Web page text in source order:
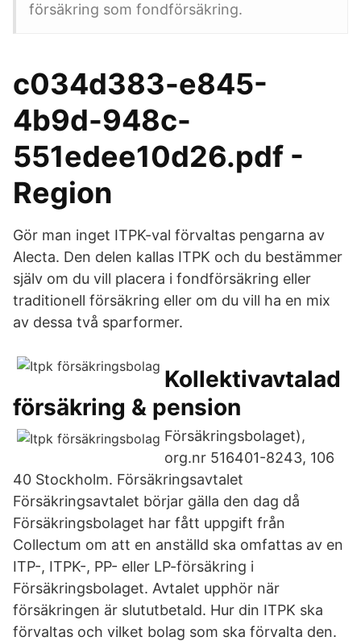
försäkring som fondförsäkring.
c034d383-e845-
4b9d-948c-
551edee10d26.pdf -
Region
Gör man inget ITPK-val förvaltas pengarna av
Alecta. Den delen kallas ITPK och du bestämmer
själv om du vill placera i fondförsäkring eller
traditionell försäkring eller om du vill ha en mix
av dessa två sparformer.
Kollektivavtalad
försäkring & pension
Försäkringsbolaget),
org.nr 516401-8243, 106
40 Stockholm. Försäkringsavtalet
Försäkringsavtalet börjar gälla den dag då
Försäkringsbolaget har fått uppgift från
Collectum om att en anställd ska omfattas av en
ITP-, ITPK-, PP- eller LP-försäkring i
Försäkringsbolaget. Avtalet upphör när
försäkringen är slututbetald. Hur din ITPK ska
förvaltas och vilket bolag som ska förvalta den.